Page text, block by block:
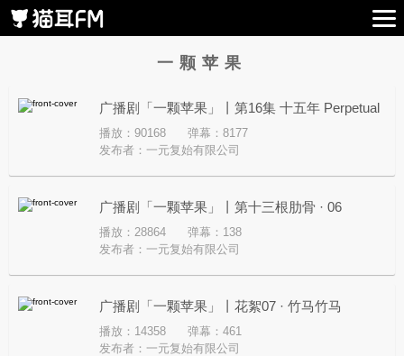
一颗苹果
广播剧「一颗苹果」丨第16集 十五年 Perpetual
Prelude
播放：90168
弹幕：8177
发布者： 一元复始有限公司
广播剧「一颗苹果」丨第十三根肋骨 · 06
播放：28864
弹幕：138
发布者： 一元复始有限公司
广播剧「一颗苹果」丨花絮07 · 竹马竹马
播放：14358
弹幕：461
发布者： 一元复始有限公司